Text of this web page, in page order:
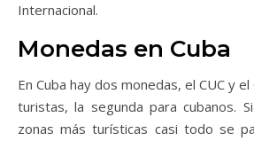
Internacional.
Monedas en Cuba
En Cuba hay dos monedas, el CUC y
turistas, la segunda para cubanos.
zonas más turísticas casi todo se